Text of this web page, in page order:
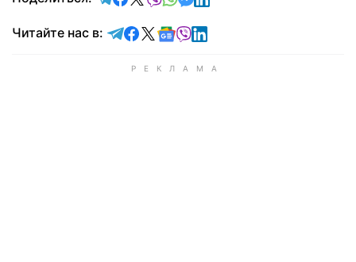
Читайте нас в: Читайте в Telegram
Читайте в Facebook
Читайте в X
Читайте в Google news
Читайте в Viber
Читайте в LinkedIn